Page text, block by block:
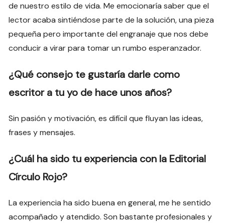
de nuestro estilo de vida. Me emocionaría saber que el
lector acaba sintiéndose parte de la solución, una pieza
pequeña pero importante del engranaje que nos debe
conducir a virar para tomar un rumbo esperanzador.
¿Qué consejo te gustaría darle como
escritor a tu yo de hace unos años?
Sin pasión y motivación, es difícil que fluyan las ideas,
frases y mensajes.
¿Cuál ha sido tu experiencia con la Editorial
Círculo Rojo?
La experiencia ha sido buena en general, me he sentido
acompañado y atendido. Son bastante profesionales y